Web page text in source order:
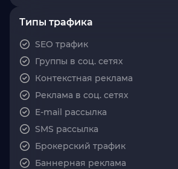
Типы трафика
SEO трафик
Группы в соц. сетях
Контекстная реклама
Реклама в соц. сетях
E-mail рассылка
SMS рассылка
Брокерский трафик
Баннерная реклама